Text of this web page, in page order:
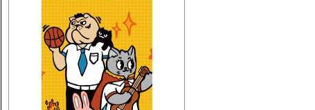
(宜蘭)只想聽音樂
【HitFm正在進行】
(花東)
流行最精選